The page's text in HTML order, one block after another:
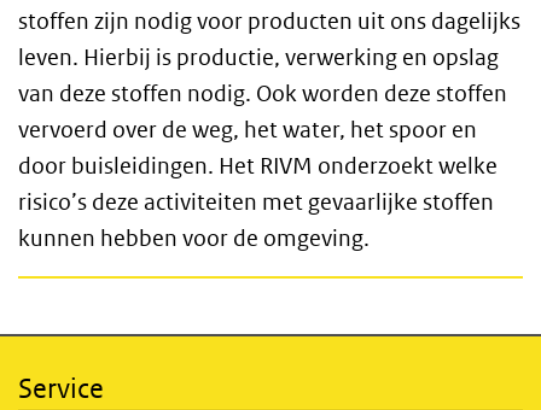
stoffen zijn nodig voor producten uit ons dagelijks
leven. Hierbij is productie, verwerking en opslag
van deze stoffen nodig. Ook worden deze stoffen
vervoerd over de weg, het water, het spoor en
door buisleidingen. Het RIVM onderzoekt welke
risico’s deze activiteiten met gevaarlijke stoffen
kunnen hebben voor de omgeving.
Service